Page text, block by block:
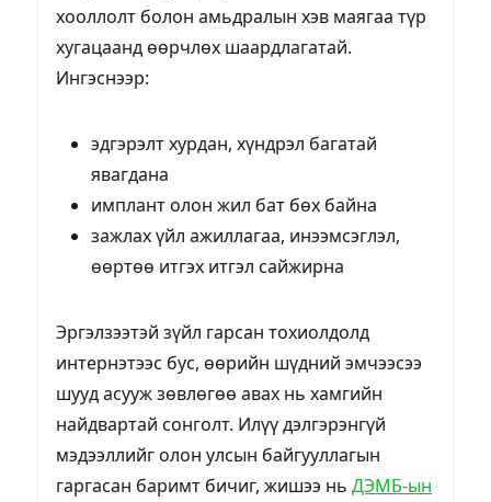
хооллолт болон амьдралын хэв маягаа түр
хугацаанд өөрчлөх шаардлагатай.
Ингэснээр:
эдгэрэлт хурдан, хүндрэл багатай
явагдана
имплант олон жил бат бөх байна
зажлах үйл ажиллагаа, инээмсэглэл,
өөртөө итгэх итгэл сайжирна
Эргэлзээтэй зүйл гарсан тохиолдолд
интернэтээс бус, өөрийн шүдний эмчээсээ
шууд асууж зөвлөгөө авах нь хамгийн
найдвартай сонголт. Илүү дэлгэрэнгүй
мэдээллийг олон улсын байгууллагын
гаргасан баримт бичиг, жишээ нь ДЭМБ-ын